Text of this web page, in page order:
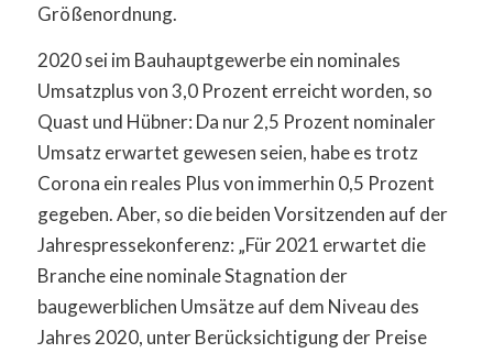
Größenordnung.
2020 sei im Bauhauptgewerbe ein nominales
Umsatzplus von 3,0 Prozent erreicht worden, so
Quast und Hübner: Da nur 2,5 Prozent nominaler
Umsatz erwartet gewesen seien, habe es trotz
Corona ein reales Plus von immerhin 0,5 Prozent
gegeben. Aber, so die beiden Vorsitzenden auf der
Jahrespressekonferenz: „Für 2021 erwartet die
Branche eine nominale Stagnation der
baugewerblichen Umsätze auf dem Niveau des
Jahres 2020, unter Berücksichtigung der Preise